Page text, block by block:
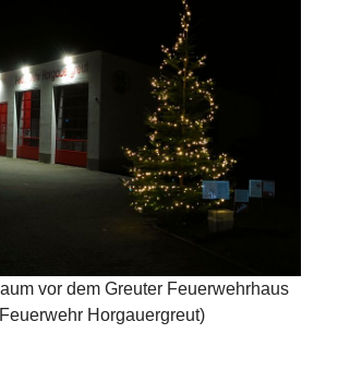
vor dem Greuter Feuerwehrhaus
Horgauergreut)